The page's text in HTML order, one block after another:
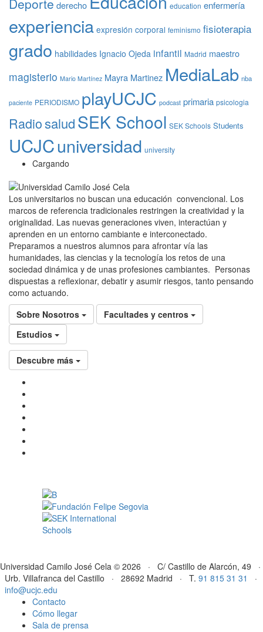
derecho education enfermería
experiencia expresión corporal feminismo fisioterapia
grado habilidades Ignacio Ojeda infantil Madrid maestro
magisterio Mario Martínez Mayra Martinez MediaLab nba
paciente PERIODISMO playUCJC podcast primaria psicologia
RadiosaludSEK School SEK Schools Students
UCJCuniversidad university
Cargando
Los universitarios no buscan una educación convencional. Los
marcos de referencia tradicionales restringen la creatividad y la
originalidad. Las nuevas generaciones viven, interactúan y
aprenden en un entorno cambiante e interconectado.
Preparamos a nuestros alumnos para afrontar vía las
humanidades, las ciencias y la tecnología los retos de una
sociedad dinámica y de unas profesiones cambiantes. Personas
dispuestas a reflexionar, debatir y asumir riesgos, tanto pensando
como actuando.
Sobre Nosotros
Facultades y centros
Estudios
Descubre más
Universidad Camilo José Cela © 2026 · C/ Castillo de Alarcón, 49 ·
Urb. Villafranca del Castillo · 28692 Madrid · T. 91 815 31 31
·
info@ucjc.edu
Contacto
Cómo llegar
Sala de prensa